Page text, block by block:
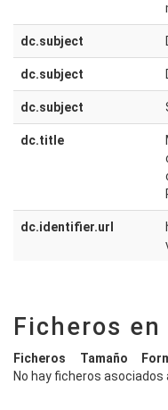
dc.subject
dc.subject
dc.subject
dc.title
dc.identifier.url
Ficheros
Ficheros Tamaño
No hay ficheros asociados